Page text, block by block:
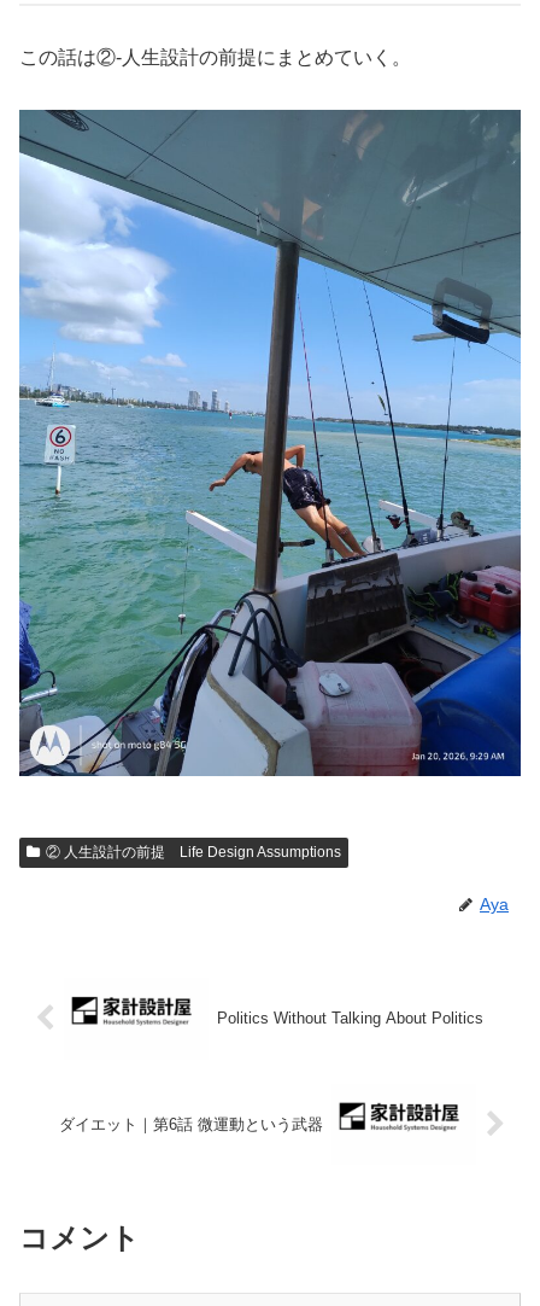
この話は②-人生設計の前提にまとめていく。
② 人生設計の前提 Life Design Assumptions
Aya
Politics Without Talking About Politics
ダイエット｜第6話 微運動という武器
コメント